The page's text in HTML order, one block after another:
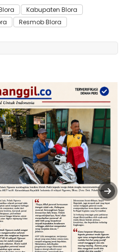
Kabupaten Blora
Resmob Blora